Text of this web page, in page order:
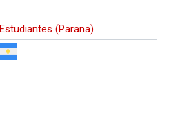
Estudiantes (Parana)